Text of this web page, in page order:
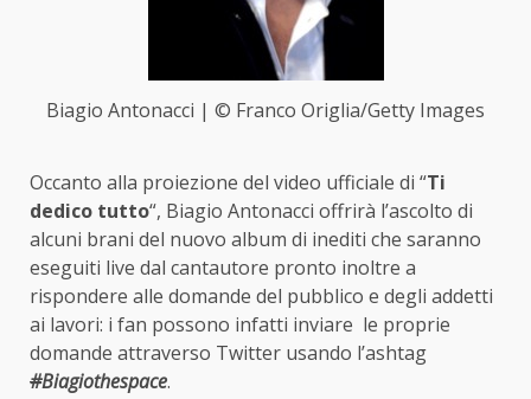
Biagio Antonacci | © Franco Origlia/Getty Images
Occanto alla proiezione del video ufficiale di “Ti
dedico tutto“, Biagio Antonacci offrirà l’ascolto di
alcuni brani del nuovo album di inediti che saranno
eseguiti live dal cantautore pronto inoltre a
rispondere alle domande del pubblico e degli addetti
ai lavori: i fan possono infatti inviare le proprie
domande attraverso Twitter usando l’ashtag
#Biagiothespace.